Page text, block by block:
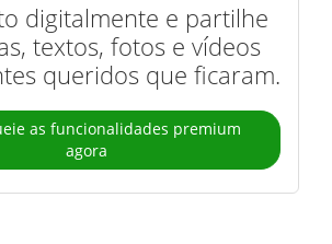
digitalmente e partilhe
textos, fotos e vídeos
queridos que ficaram.
as funcionalidades premium
agora